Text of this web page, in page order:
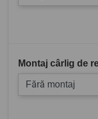
Montaj cârlig de
Fără montaj